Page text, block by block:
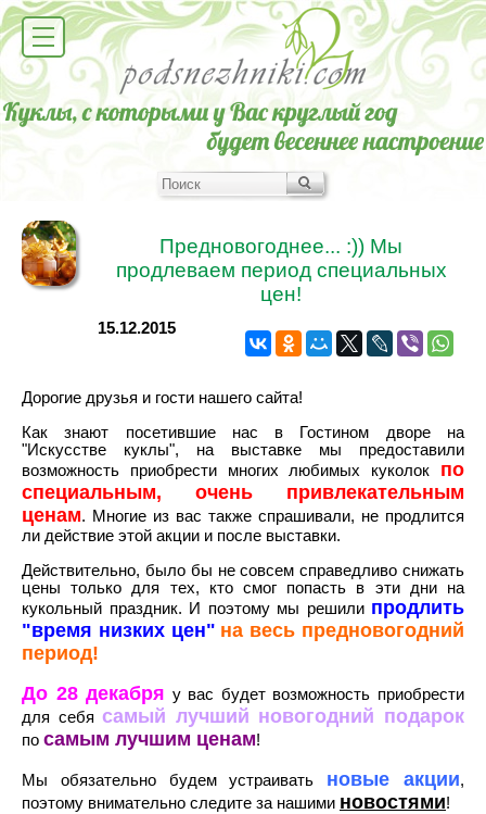
Предновогоднее... :)) Мы
продлеваем период специальных
цен!
15.12.2015
Дорогие друзья и гости нашего сайта!
Как знают посетившие нас в Гостином дворе на
"Искусстве куклы", на выставке мы предоставили
возможность приобрести многих любимых куколок по
специальным, очень привлекательным
ценам. Многие из вас также спрашивали, не продлится
ли действие этой акции и после выставки.
Действительно, было бы не совсем справедливо снижать
цены только для тех, кто смог попасть в эти дни на
кукольный праздник. И поэтому мы решили продлить
"время низких цен" на весь предновогодний
период!
До 28 декабря у вас будет возможность приобрести
для себясамый лучший новогодний подарок
по самым лучшим ценам!
Мы обязательно будем устраивать новые акции,
поэтому внимательно следите за нашими новостями!